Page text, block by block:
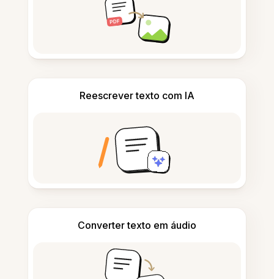
Reescrever texto com IA
Converter texto em áudio